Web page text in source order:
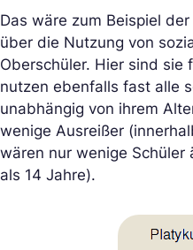
Das wäre zum Beispiel
über die Nutzung von
Oberschüler. Hier sind sie
nutzen ebenfalls fast alle
unabhängig von ihrem
wenige Ausreißer
wären nur wenige Schüler
als 14 Jahre).